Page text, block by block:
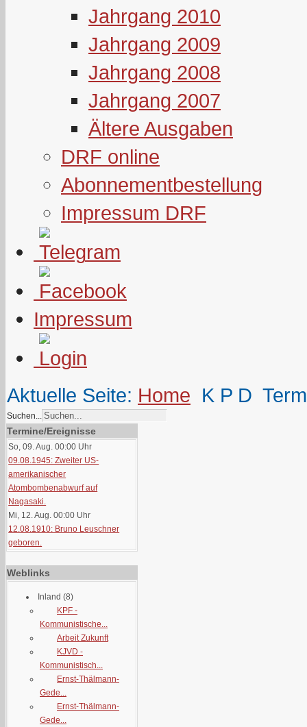
Jahrgang 2010
Jahrgang 2009
Jahrgang 2008
Jahrgang 2007
Ältere Ausgaben
DRF online
Abonnementbestellung
Impressum DRF
Impressum
Aktuelle Seite: Home K P D
Suchen...
Termine/Ereignisse
So, 09. Aug. 00:00 Uhr
09.08.1945: Zweiter US-
amerikanischer
Atombombenabwurf auf
Nagasaki.
Mi, 12. Aug. 00:00 Uhr
12.08.1910: Bruno Leuschner
geboren.
Weblinks
Inland (8)
KPF -
Kommunistische...
Arbeit Zukunft
KJVD -
Kommunistisch...
Ernst-Thälmann-
Gede...
Ernst-Thälmann-
Gede...